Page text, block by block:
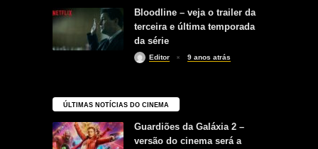
Bloodline – veja o trailer da
terceira e última temporada
da série
Editor 9 anos atrás
ÚLTIMAS NOTÍCIAS DO CINEMA
Guardiões da Galáxia 2 –
versão do cinema será a